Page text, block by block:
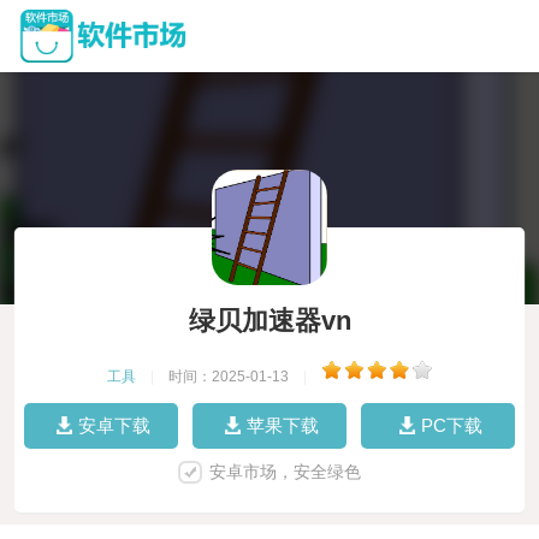
绿贝加速器vn
工具 时间：2025-01-13
安卓下载 苹果下载 PC下载
安卓市场，安全绿色